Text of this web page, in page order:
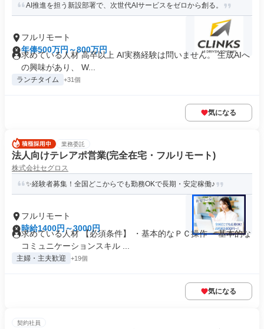
AI推進を担う新設部署で、次世代AIサービスをゼロから創る。
フルリモート
年俸500万円～800万円
求めている人材 高卒以上 AI実務経験は問いません。 生成AIへ
の興味があり、 W...
ランチタイム +31個
気になる
業務委託
法人向けテレアポ営業(完全在宅・フルリモート)
株式会社セグロス
✨経験者募集！全国どこからでも勤務OKで長期・安定稼働♪
フルリモート
時給1400円～3000円
求めている人材 【必須条件】 ・基本的なＰＣ操作 ・基本的な
コミュニケーションスキル ...
主婦・主夫歓迎 +19個
気になる
契約社員